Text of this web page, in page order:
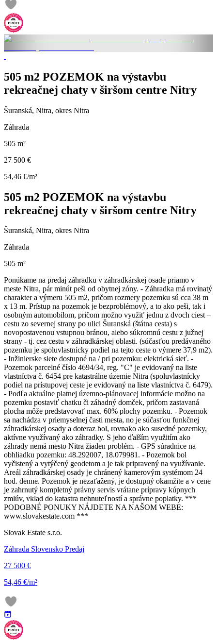
505 m2 POZEMOK na výstavbu
rekreačnej chaty v širšom centre Nitry
Šuranská, Nitra, okres Nitra
Záhrada
505 m²
27 500 €
54,46 €/m²
505 m2 POZEMOK na výstavbu
rekreačnej chaty v širšom centre Nitry
Šuranská, Nitra, okres Nitra
Záhrada
505 m²
Ponúkame na predaj záhradku v záhradkárskej osade priamo v
meste Nitra, pár minút peši od obytnej zóny. - Záhradka má rovinatý
charakter a výmeru 505 m2, pričom rozmery pozemku sú cca 38 m
x 13 m. Prístup na pozemok je bezproblémový, a to ako peši, tak i
osobným automobilom, pričom možno využiť jednu z dvoch ciest –
cestu zo severnej strany po ulici Šuranská (štátna cesta) s
novopostavenou vstupnou bránou, alebo súkromnú cestu z južnej
strany - tj. cez cestu v záhradkárskej oblasti. (súčasťou predávaného
pozemku je spoluvlastnícky podiel na tejto ceste o výmere 37,9 m2).
- Inžinierske siete dostupné na / pri pozemku: elektrická sieť. -
Pozemok parcelné číslo 4694/34, reg. "C" je evidovaný na liste
vlastníctva č. 6454 pre katastrálne územie Nitra (spoluvlastnícky
podiel na prístupovej ceste je evidovaný na liste vlastníctva č. 6479).
- Podľa aktuálne platnej územno-plánovacej informácie možno na
pozemku postaviť chatku či záhadný domček, pričom zastavaná
plocha môže predstavovať max. 60% plochy pozemku. - Pozemok
sa nachádza v priemyselnej časti mesta, no je súčasťou funkčnej
záhradkárskej osady a doteraz bol, rovnako ako susedné pozemky,
aktívne využívaný ako záhradky. S jeho ďalším využitím ako
záhrady nemá mesto Nitra žiaden problém. - GPS súradnice na
obhliadku pozemku: 48.292007, 18.079981. - Pozemok bol
vyčistený a vytýčený geodetom a je tak pripravený na využívanie.
Areál záhradkárskej osady je chránený kamerovým systémom 24
hod. denne. Pozemok je nezaťažený, je dostupný okamžite a v cene
je zahrnutý kompletný právny servis vrátane prípravy kúpnych
zmlúv, vklad do katastra nehnuteľností a správne poplatky. ***
PODOBNÉ PONUKY NÁJDETE NA NAŠOM WEBE:
www.slovakestate.com ***
Slovak Estate s.r.o.
Záhrada Slovensko Predaj
27 500 €
54,46 €/m²